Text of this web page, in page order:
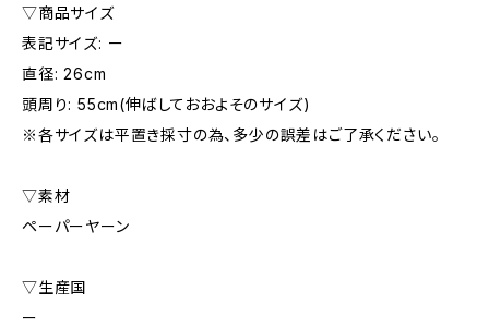
▽商品サイズ
表記サイズ: ー
直径: 26cm
頭周り: 55cm(伸ばしておおよそのサイズ)
※各サイズは平置き採寸の為、多少の誤差はご了承ください。
▽素材
ペーパーヤーン
▽生産国
ー